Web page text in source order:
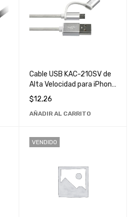
Cable USB KAC-210SV de
Alta Velocidad para iPhone
Mi - Compatible y
Duradero
$12,26
AÑADIR AL CARRITO
VENDIDO